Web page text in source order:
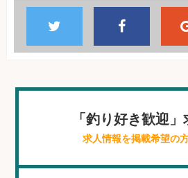
「釣り好き歓迎
求人情報を掲載希望の